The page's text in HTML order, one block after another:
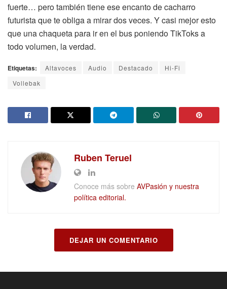
fuerte… pero también tiene ese encanto de cacharro
futurista que te obliga a mirar dos veces. Y casi mejor esto
que una chaqueta para ir en el bus poniendo TikToks a
todo volumen, la verdad.
Etiquetas: Altavoces Audio Destacado
Hi-Fi
Vollebak
Ruben Teruel
Conoce más sobre AVPasión y nuestra
política editorial.
DEJAR UN COMENTARIO